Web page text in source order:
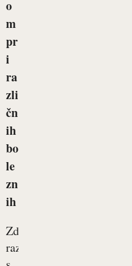
o
m
pr
i
ra
zli
čn
ih
bo
le
zn
ih
Zdravstvene
razmere,